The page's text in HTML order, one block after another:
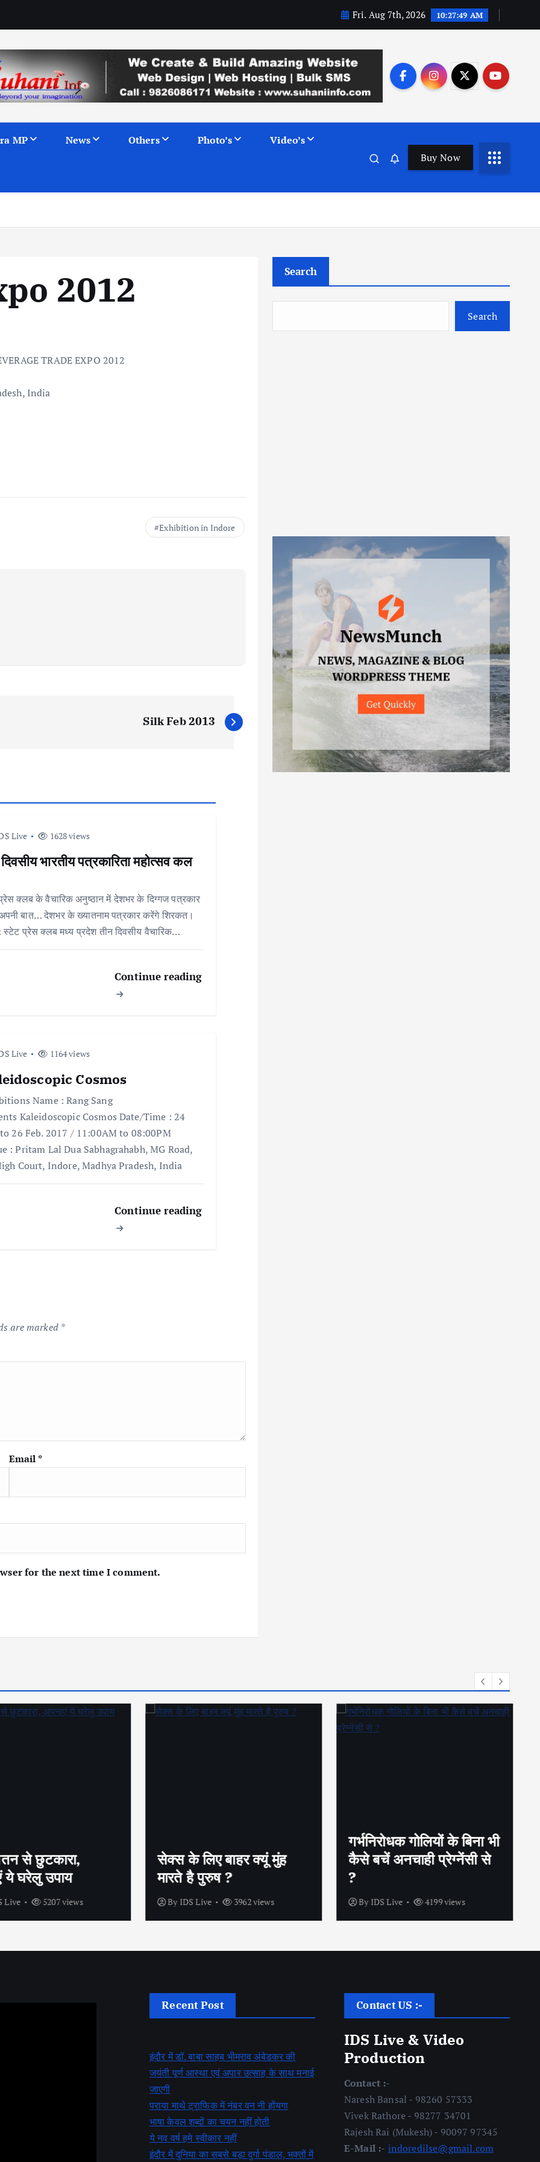
Fri. Aug 7th, 2026 10:27:50 AM
MP News Others Photo’s Video’s
Buy Now
2012
TRADE EXPO 2012
India
Exhibition in Indore
Silk Feb 2013
Live 1628 views
भारतीय पत्रकारिता महोत्सव कल
क्लब के वैचारिक अनुष्ठान में देशभर के दिग्गज पत्रकार
बात… देशभर के ख्यातनाम पत्रकार करेंगे शिरकत।
स्टेट प्रेस क्लब मध्य प्रदेश तीन दिवसीय वैचारिक…
Continue reading
Live 1164 views
Cosmos
Name : Rang Sang
Kaleidoscopic Cosmos Date/Time : 24
26 Feb. 2017 / 11:00AM to 08:00PM
: Pritam Lal Dua Sabhagrahabh, MG Road,
Court, Indore, Madhya Pradesh, India
Continue reading
are marked *
Email *
for the next time I comment.
Search
Search
से छुटकारा,
ये घरेलु उपाय
5207 views
सेक्स के लिए बाहर क्यूं मुंह
मारते है पुरुष ?
ByIDS Live 3962 views
गर्भनिरोधक गोलियों के बिना भी
कैसे बचें अनचाही प्रेग्नेंसी से
?
ByIDS Live 4199 views
Recent Post
इंदौर में डॉ. बाबा साहब भीमराव अंबेडकर की
जयंती पूर्ण आस्था एवं अपार उत्साह के साथ मनाई
जाएगी
पराया माथे ट्राफिक में नंबर वन नी होंयगा
भाषा केवल शब्दों का चयन नहीं होती
ये नव वर्ष हमे स्वीकार नहीं
इंदौर में दुनिया का सबसे बड़ा दुर्गा पंडाल, भक्तों में
Contact US :-
IDS Live & Video
Production
Contact :-
Naresh Bansal - 98260 57333
Vivek Rathore - 98277 34701
Rajesh Rai (Mukesh) - 90097 97345
E-Mail :- indoredilse@gmail.com